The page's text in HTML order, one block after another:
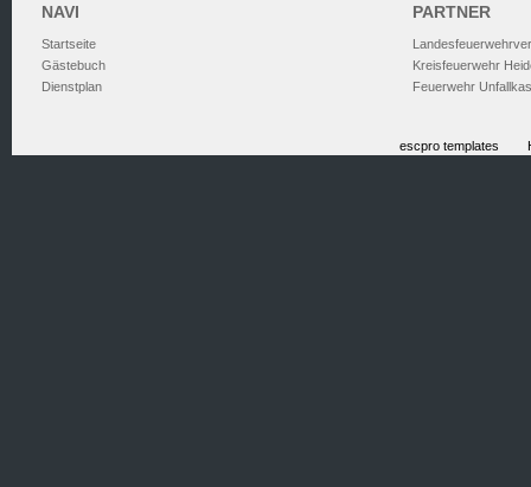
NAVI
Startseite
Gästebuch
Dienstplan
PARTNER
Kreisfeuerwehr
Feuerwehr
escpro templates